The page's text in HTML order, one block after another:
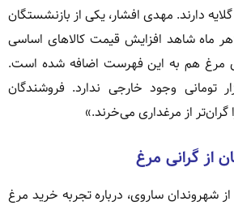
دارند. مهدی افشار، یکی از بازنشستگان
ماه شاهد افزایش قیمت کالاهای اساسی
مرغ هم به این فهرست اضافه شده است.
مصوب 105 هزار تومانی وجود خارجی ندارد. فروشندگان
از مرغداری می‌خرند.»
از گرانی مرغ
شهروندان ساروی، درباره تجربه خرید مرغ